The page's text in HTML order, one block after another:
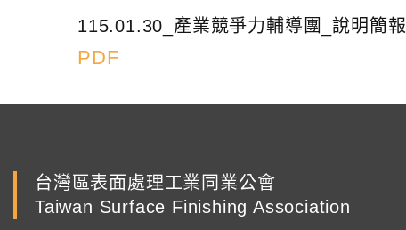
115.01.30_產業競爭力輔導團_說明簡報
PDF
台灣區表面處理工業同業公會
Taiwan Surface Finishing Association